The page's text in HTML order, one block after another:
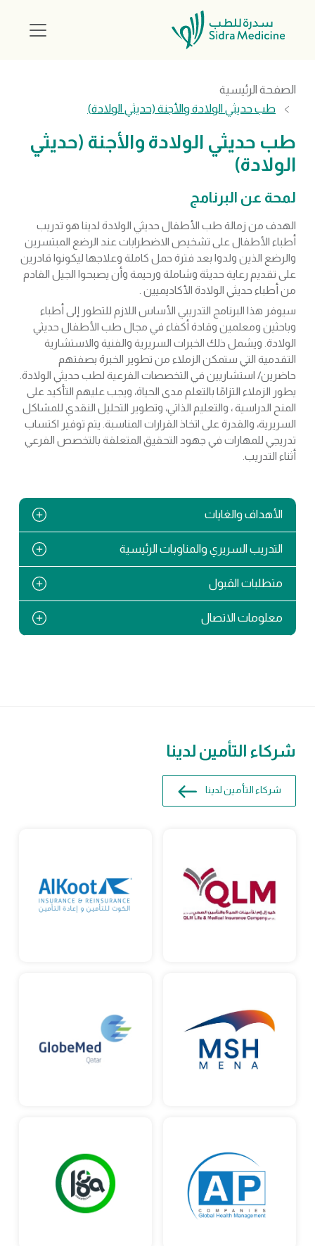
الصفحة الرئيسية
طب حديثي الولادة والأجنة (حديثي الولادة)
طب حديثي الولادة والأجنة (حديثي
الولادة)
لمحة عن البرنامج
الهدف من زمالة طب الأطفال حديثي الولادة لدينا هو تدريب
أطباء الأطفال على تشخيص الاضطرابات عند الرضع المبتسرين
والرضع الذين ولدوا بعد فترة حمل كاملة وعلاجها ليكونوا قادرين
على تقديم رعاية حديثة وشاملة ورحيمة وأن يصبحوا الجيل القادم
من أطباء حديثي الولادة الأكاديميين .
سيوفر هذا البرنامج التدريبي الأساس اللازم للتطور إلى أطباء
وباحثين ومعلمين وقادة أكفاء في مجال طب الأطفال حديثي
الولادة. ويشمل ذلك الخبرات السريرية والفنية والاستشارية
التقدمية التي ستمكن الزملاء من تطوير الخبرة بصفتهم
حاضرين/ استشاريين في التخصصات الفرعية لطب حديثي الولادة.
يطور الزملاء التزامًا بالتعلم مدى الحياة، ويجب عليهم التأكيد على
المنح الدراسية ، والتعليم الذاتي، وتطوير التحليل النقدي للمشاكل
السريرية، والقدرة على اتخاذ القرارات المناسبة. يتم توفير اكتساب
تدريجي للمهارات في جهود التحقيق المتعلقة بالتخصص الفرعي
أثناء التدريب.
الأهداف والغايات
التدريب السريري والمناوبات الرئيسية
متطلبات القبول
معلومات الاتصال
شركاء التأمين لدينا
شركاء التأمين لدينا